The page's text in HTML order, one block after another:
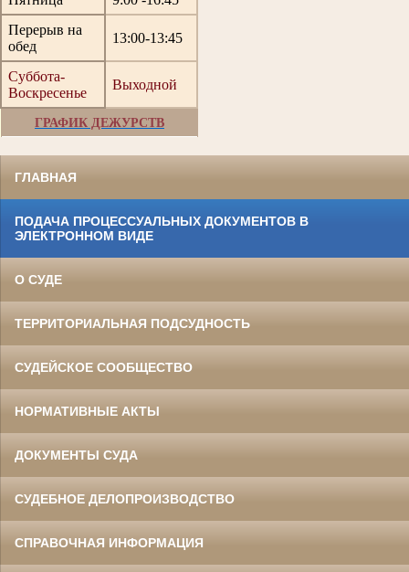
Перерыв на
обед
13:00-13:45
Суббота-
Воскресенье
Выходной
ГРАФИК ДЕЖУРСТВ
ГЛАВНАЯ
ПОДАЧА ПРОЦЕССУАЛЬНЫХ ДОКУМЕНТОВ В
ЭЛЕКТРОННОМ ВИДЕ
О СУДЕ
ТЕРРИТОРИАЛЬНАЯ ПОДСУДНОСТЬ
СУДЕЙСКОЕ СООБЩЕСТВО
НОРМАТИВНЫЕ АКТЫ
ДОКУМЕНТЫ СУДА
СУДЕБНОЕ ДЕЛОПРОИЗВОДСТВО
СПРАВОЧНАЯ ИНФОРМАЦИЯ